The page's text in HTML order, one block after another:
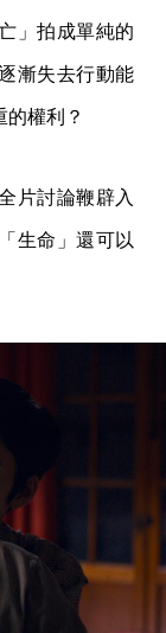
」拍成單純的
漸失去行動能
權利？
片討論鞭辟入
生命」還可以